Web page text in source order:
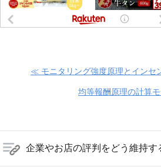
≪ モニタリング強度原理とインセ
均等報酬原理の計算
企業やお店の評判をどう維持す